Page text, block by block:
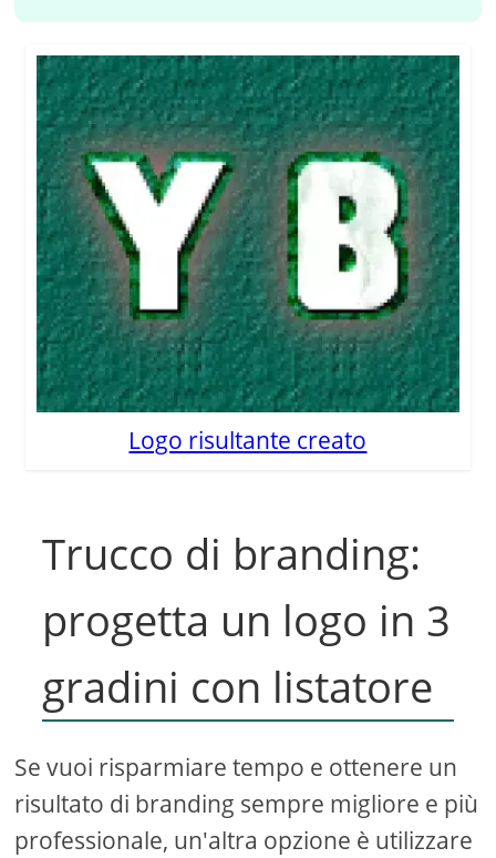
Logo risultante creato
Trucco di branding:
progetta un logo in 3
gradini con listatore
Se vuoi risparmiare tempo e ottenere un
risultato di branding sempre migliore e più
professionale, un'altra opzione è utilizzare